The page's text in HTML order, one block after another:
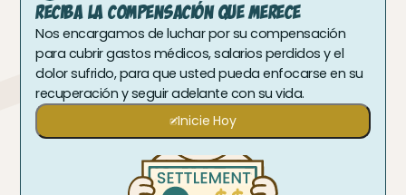
Reciba La Compensación Que Merece
Nos encargamos de luchar por su compensación
para cubrir gastos médicos, salarios perdidos y el
dolor sufrido, para que usted pueda enfocarse en su
recuperación y seguir adelante con su vida.
Inicie Hoy